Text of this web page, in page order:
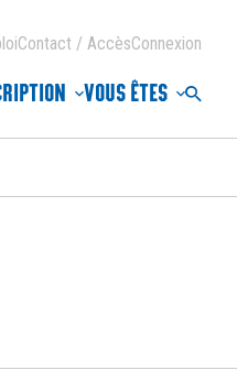
VOUS ÊTES
Contact / AccèsConnexion